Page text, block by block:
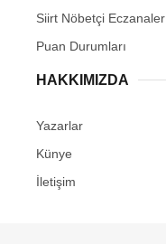
Siirt Nöbetçi Eczanaler
Puan Durumları
HAKKIMIZDA
Yazarlar
Künye
İletişim